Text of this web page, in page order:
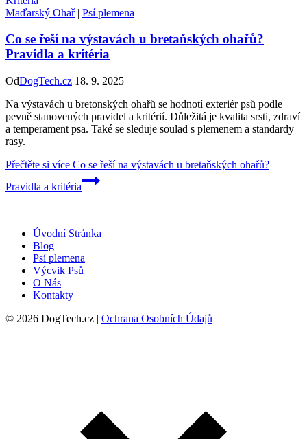
Maďarský Ohař| Psí plemena
Co se řeší na výstavách u bretaňských ohařů?
Pravidla a kritéria
OdDogTech.cz 18. 9. 2025
Na výstavách u bretonských ohařů se hodnotí exteriér psů podle
pevně stanovených pravidel a kritérií. Důležitá je kvalita srsti, zdraví
a temperament psa. Také se sleduje soulad s plemenem a standardy
rasy.
Přečtěte si více Co se řeší na výstavách u bretaňských ohařů?
Pravidla a kritéria
Úvodní Stránka
Blog
Psí plemena
Výcvik Psů
O Nás
Kontakty
© 2026 DogTech.cz | Ochrana Osobních Údajů